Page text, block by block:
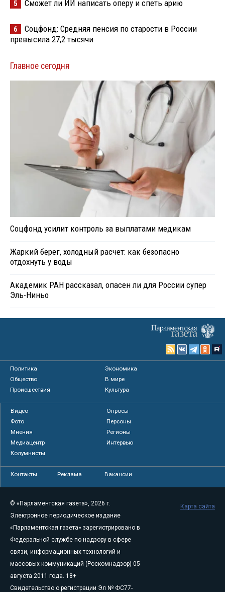
5 Сможет ли ИИ написать оперу и спеть арию
6
Соцфонд: Средняя пенсия по старости в России
превысила 27,2 тысячи
Главное сегодня
Соцфонд усилит контроль за выплатами медикам
Жаркий берег, холодный расчет: как безопасно
отдохнуть у воды
Академик РАН рассказал, опасен ли для России супер
Эль-Ниньо
Политика
Экономика
Общество
В мире
Происшествия
Культура
Видео
Опросы
Фото
Персоны
Мнения
Регионы
Медиацентр
Интервью
Колумнисты
Контакты Реклама Вакансии
© «Парламентская газета», 2026 г.
Электронное периодическое издание
«Парламентская газета» зарегистрировано в
Федеральной службе по надзору в сфере
связи, информационных технологий и
массовых коммуникаций (Роскомнадзор) 05
августа 2011 года. 18+
Свидетельство о регистрации Эл № ФС77-
Карта сайта